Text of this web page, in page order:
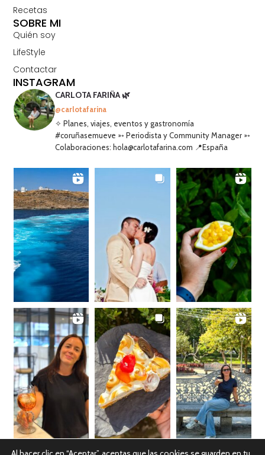
SOBRE MI
Quién soy
LifeStyle
Contactar
Recetas
INSTAGRAM
CARLOTA FARIÑA 🌿
@carlotafarina
✧ Planes, viajes, eventos y gastronomía
#coruñasemueve ➳ Periodista y Community Manager ➳
Colaboraciones: hola@carlotafarina.com 📍España